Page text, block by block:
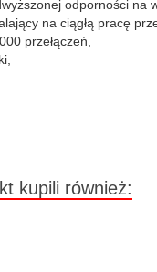
odporności na
na ciągłą pracę
przełączeń,
kupili również: